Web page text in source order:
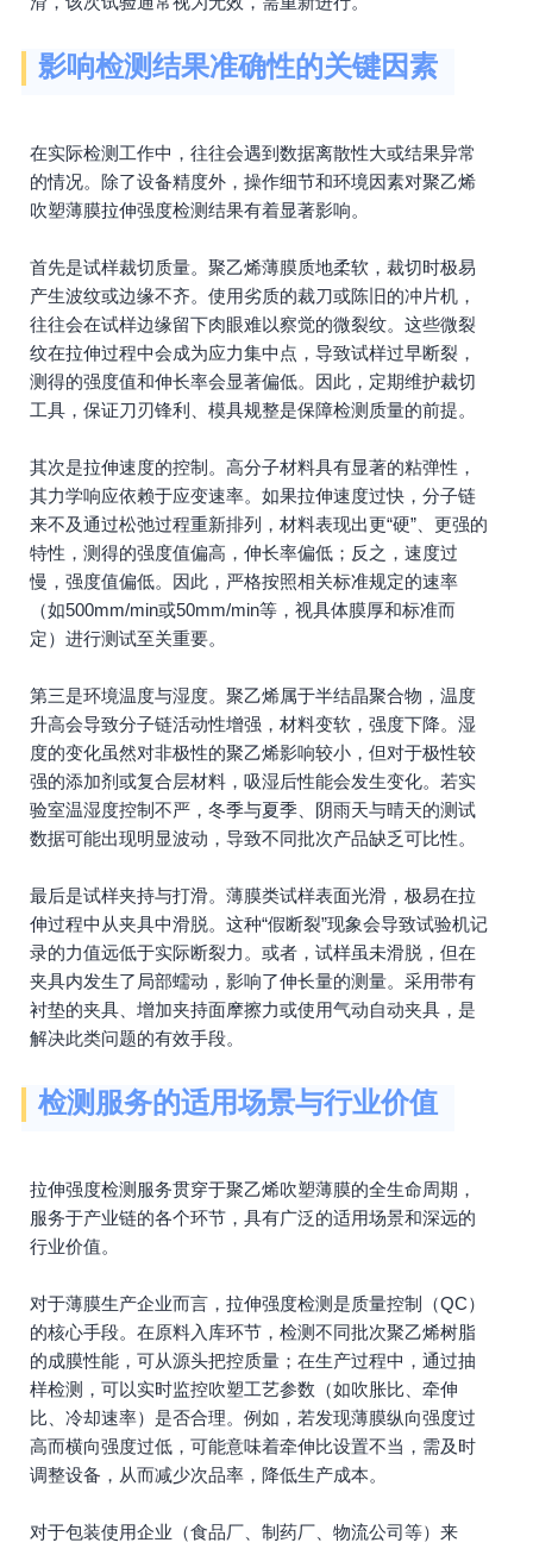
影响检测结果准确性的关键因素
在实际检测工作中，往往会遇到数据离散性大或结果异常
的情况。除了设备精度外，操作细节和环境因素对聚乙烯
吹塑薄膜拉伸强度检测结果有着显著影响。
首先是试样裁切质量。聚乙烯薄膜质地柔软，裁切时极易
产生波纹或边缘不齐。使用劣质的裁刀或陈旧的冲片机，
往往会在试样边缘留下肉眼难以察觉的微裂纹。这些微裂
纹在拉伸过程中会成为应力集中点，导致试样过早断裂，
测得的强度值和伸长率会显著偏低。因此，定期维护裁切
工具，保证刀刃锋利、模具规整是保障检测质量的前提。
其次是拉伸速度的控制。高分子材料具有显著的粘弹性，
其力学响应依赖于应变速率。如果拉伸速度过快，分子链
来不及通过松弛过程重新排列，材料表现出更“硬”、更强的
特性，测得的强度值偏高，伸长率偏低；反之，速度过
慢，强度值偏低。因此，严格按照相关标准规定的速率
（如500mm/min或50mm/min等，视具体膜厚和标准而
定）进行测试至关重要。
第三是环境温度与湿度。聚乙烯属于半结晶聚合物，温度
升高会导致分子链活动性增强，材料变软，强度下降。湿
度的变化虽然对非极性的聚乙烯影响较小，但对于极性较
强的添加剂或复合层材料，吸湿后性能会发生变化。若实
验室温湿度控制不严，冬季与夏季、阴雨天与晴天的测试
数据可能出现明显波动，导致不同批次产品缺乏可比性。
最后是试样夹持与打滑。薄膜类试样表面光滑，极易在拉
伸过程中从夹具中滑脱。这种“假断裂”现象会导致试验机记
录的力值远低于实际断裂力。或者，试样虽未滑脱，但在
夹具内发生了局部蠕动，影响了伸长量的测量。采用带有
衬垫的夹具、增加夹持面摩擦力或使用气动自动夹具，是
解决此类问题的有效手段。
检测服务的适用场景与行业价值
拉伸强度检测服务贯穿于聚乙烯吹塑薄膜的全生命周期，
服务于产业链的各个环节，具有广泛的适用场景和深远的
行业价值。
对于薄膜生产企业而言，拉伸强度检测是质量控制（QC）
的核心手段。在原料入库环节，检测不同批次聚乙烯树脂
的成膜性能，可从源头把控质量；在生产过程中，通过抽
样检测，可以实时监控吹塑工艺参数（如吹胀比、牵伸
比、冷却速率）是否合理。例如，若发现薄膜纵向强度过
高而横向强度过低，可能意味着牵伸比设置不当，需及时
调整设备，从而减少次品率，降低生产成本。
对于包装使用企业（食品厂、制药厂、物流公司等）来